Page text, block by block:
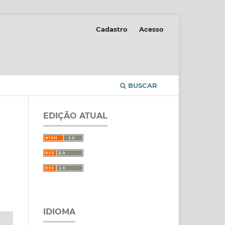
BUSCAR
Cadastro Acesso
EDIÇÃO ATUAL
IDIOMA